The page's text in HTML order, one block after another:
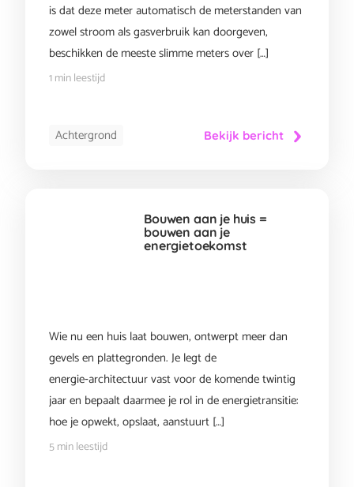
is dat deze meter automatisch de meterstanden van
zowel stroom als gasverbruik kan doorgeven,
beschikken de meeste slimme meters over […]
1 min leestijd
Achtergrond Bekijk bericht
Bouwen aan je huis =
bouwen aan je
energietoekomst
Wie nu een huis laat bouwen, ontwerpt meer dan
gevels en plattegronden. Je legt de
energie‑architectuur vast voor de komende twintig
jaar en bepaalt daarmee je rol in de energietransitie:
hoe je opwekt, opslaat, aanstuurt […]
5 min leestijd